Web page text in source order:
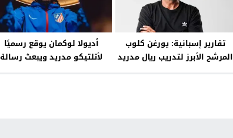
تقارير إسبانية: يورغن كلوب
المرشح الأبرز لتدريب ريال مدريد
أديولا لوكمان يوقع رسميًا
لأتلتيكو مدريد ويبعث رسالة